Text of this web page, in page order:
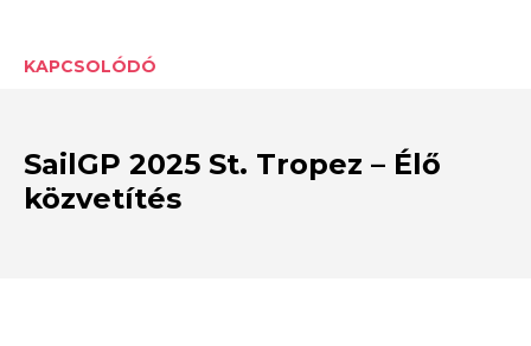
KAPCSOLÓDÓ
SailGP 2025 St. Tropez – Élő
közvetítés